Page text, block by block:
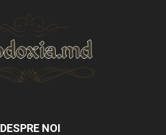
DESPRE NOI